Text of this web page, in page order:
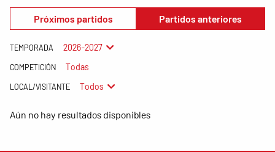
Próximos partidos Partidos anteriores
TEMPORADA 2026-2027
COMPETICIÓN Todas
LOCAL/VISITANTE Todos
Aún no hay resultados disponibles